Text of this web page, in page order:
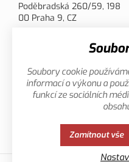
Poděbradská 260/59, 198
00 Praha 9, CZ
Možnosti platby
Zásady ochrany osobních údajů
Soubory cookie
informací o výkonu a
funkcí ze sociálních
Zamítnout vše